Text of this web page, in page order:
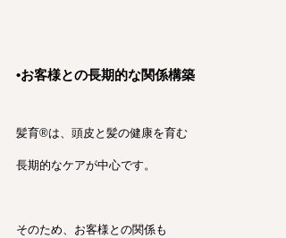
•お客様との長期的な関係構築
髪育®︎は、頭皮と髪の健康を育む
長期的なケアが中心です。
そのため、お客様との関係も